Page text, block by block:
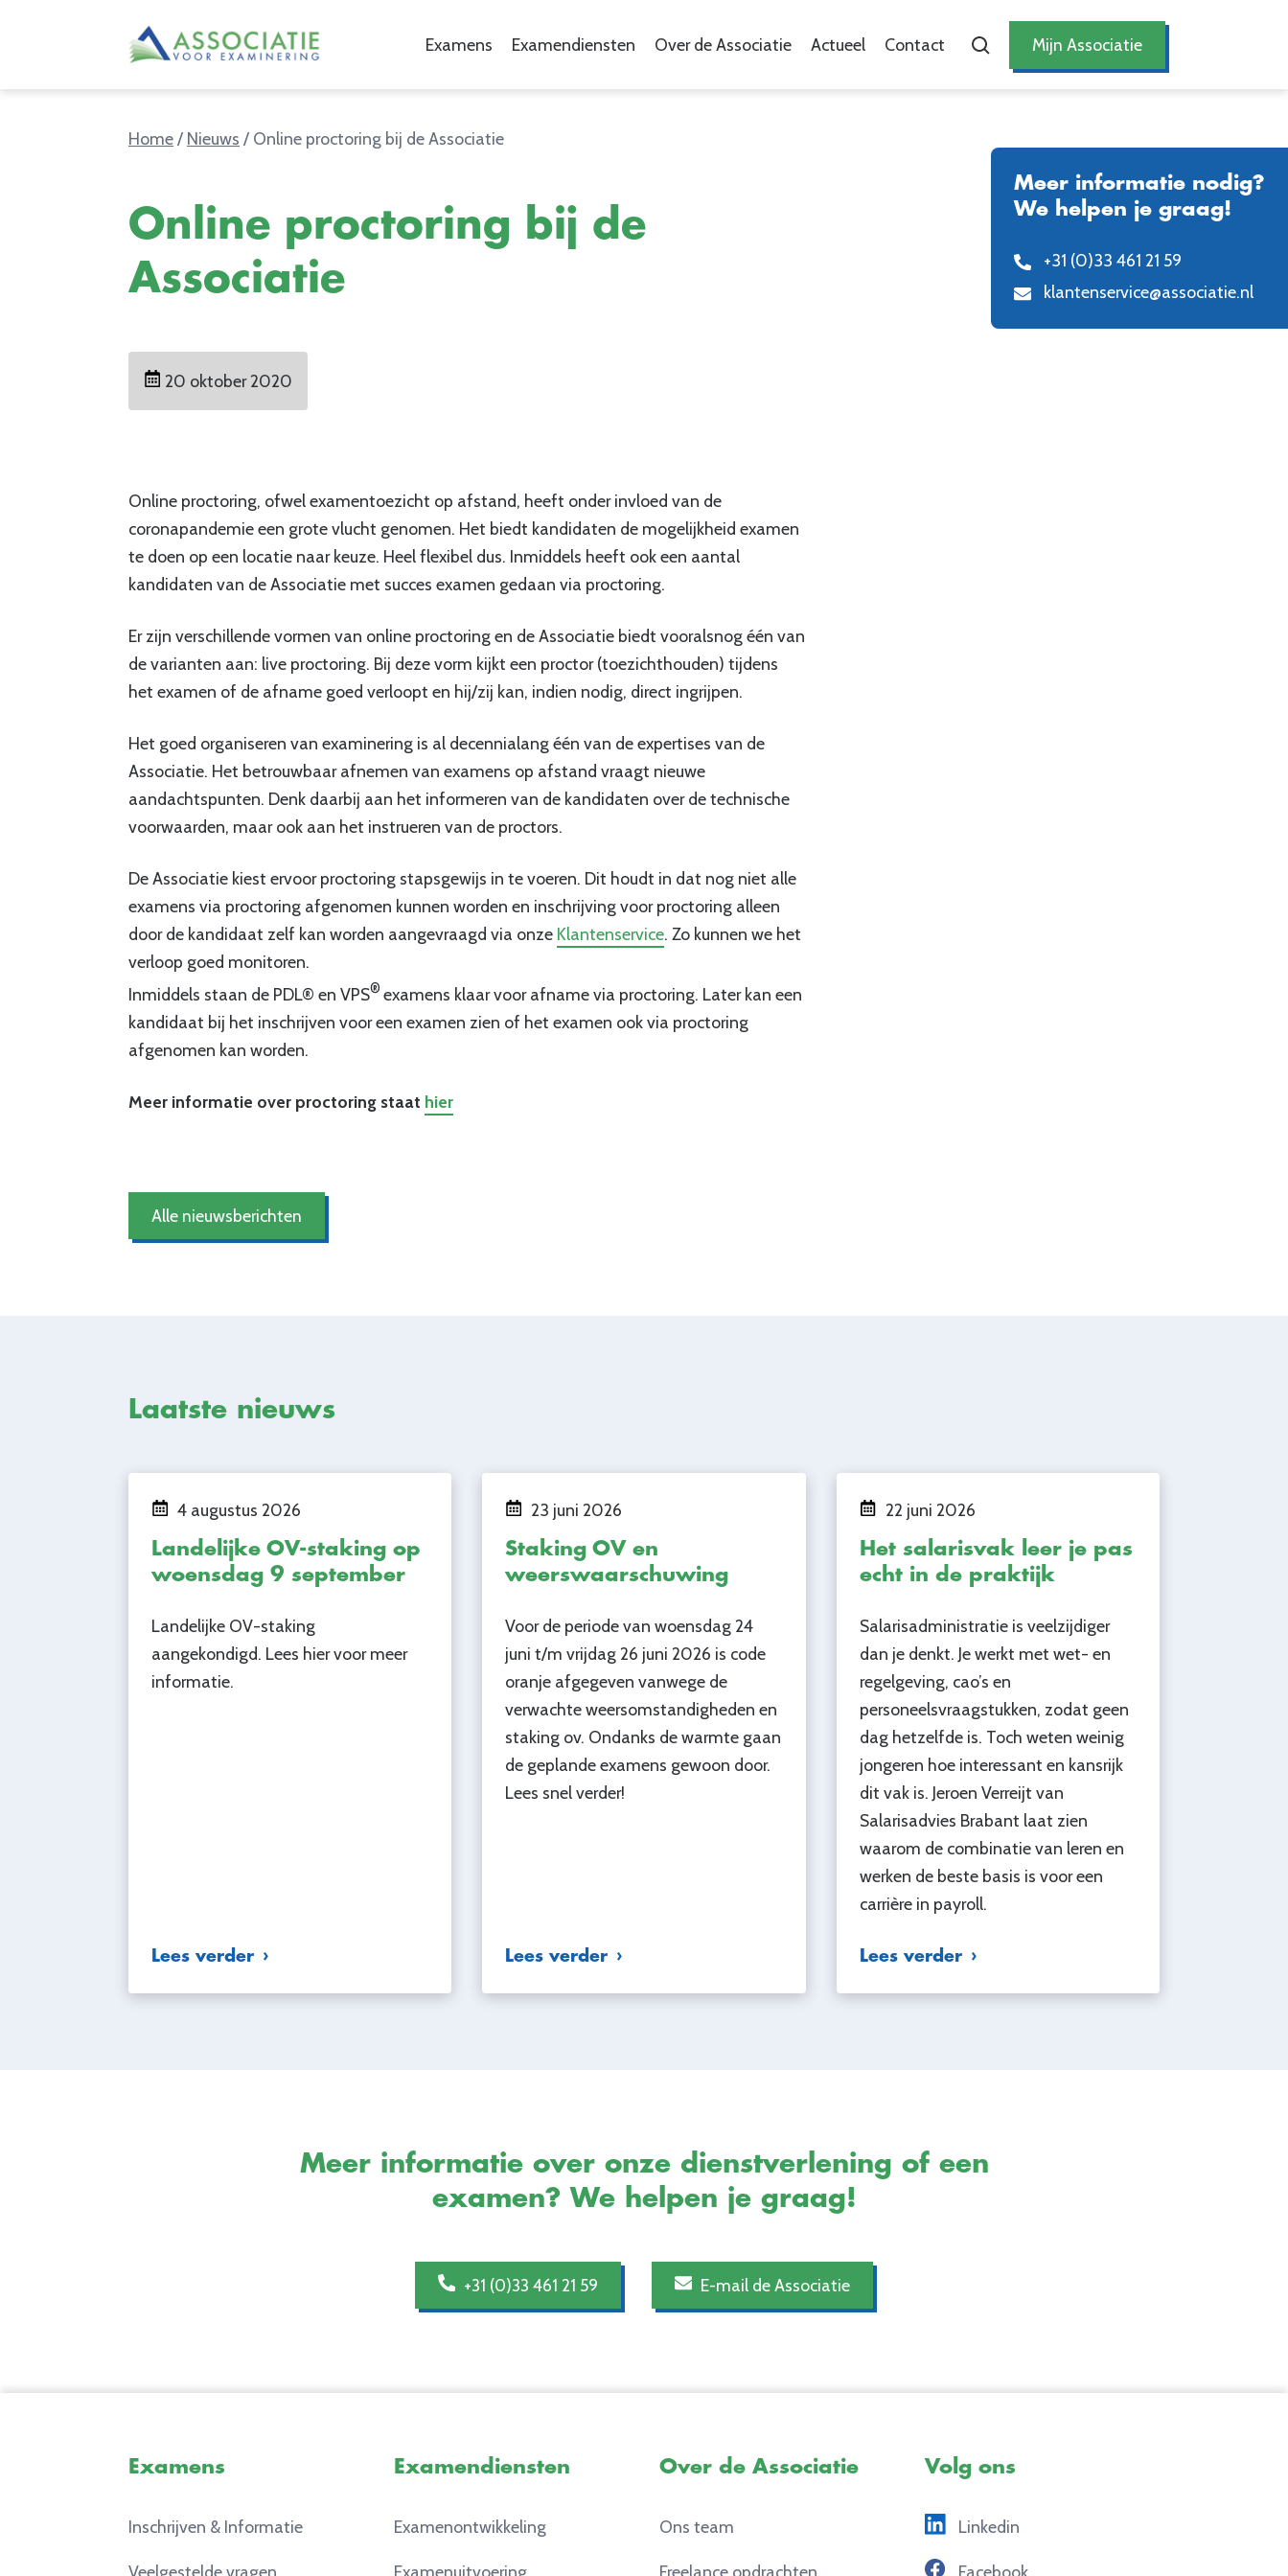
Mijn Associatie
Examens Examendiensten Over de Associatie Actueel Contact
Home/ Nieuws / Online proctoring bij de Associatie
Online proctoring bij de
Associatie
20 oktober 2020
Meer informatie nodig?
We helpen je graag!
+31 (0)33 461 21 59
klantenservice@associatie.nl
Online proctoring, ofwel examentoezicht op afstand, heeft onder invloed van de
coronapandemie een grote vlucht genomen. Het biedt kandidaten de mogelijkheid examen
te doen op een locatie naar keuze. Heel flexibel dus. Inmiddels heeft ook een aantal
kandidaten van de Associatie met succes examen gedaan via proctoring.
Er zijn verschillende vormen van online proctoring en de Associatie biedt vooralsnog één van
de varianten aan: live proctoring. Bij deze vorm kijkt een proctor (toezichthouden) tijdens
het examen of de afname goed verloopt en hij/zij kan, indien nodig, direct ingrijpen.
Het goed organiseren van examinering is al decennialang één van de expertises van de
Associatie. Het betrouwbaar afnemen van examens op afstand vraagt nieuwe
aandachtspunten. Denk daarbij aan het informeren van de kandidaten over de technische
voorwaarden, maar ook aan het instrueren van de proctors.
De Associatie kiest ervoor proctoring stapsgewijs in te voeren. Dit houdt in dat nog niet alle
examens via proctoring afgenomen kunnen worden en inschrijving voor proctoring alleen
door de kandidaat zelf kan worden aangevraagd via onze Klantenservice. Zo kunnen we het
verloop goed monitoren.
Inmiddels staan de PDL® en VPS® examens klaar voor afname via proctoring. Later kan een
kandidaat bij het inschrijven voor een examen zien of het examen ook via proctoring
afgenomen kan worden.
Meer informatie over proctoring staat hier
Alle nieuwsberichten
Laatste nieuws
4 augustus 2026
Landelijke OV-staking op
woensdag 9 september
Landelijke OV-staking
aangekondigd. Lees hier voor meer
informatie.
Lees verder
23 juni 2026
Staking OV en
weerswaarschuwing
Voor de periode van woensdag 24
juni t/m vrijdag 26 juni 2026 is code
oranje afgegeven vanwege de
verwachte weersomstandigheden en
staking ov. Ondanks de warmte gaan
de geplande examens gewoon door.
Lees snel verder!
Lees verder
22 juni 2026
Het salarisvak leer je pas
echt in de praktijk
Salarisadministratie is veelzijdiger
dan je denkt. Je werkt met wet- en
regelgeving, cao’s en
personeelsvraagstukken, zodat geen
dag hetzelfde is. Toch weten weinig
jongeren hoe interessant en kansrijk
dit vak is. Jeroen Verreijt van
Salarisadvies Brabant laat zien
waarom de combinatie van leren en
werken de beste basis is voor een
carrière in payroll.
Lees verder
Meer informatie over onze dienstverlening of een
examen? We helpen je graag!
+31 (0)33 461 21 59 E-mail de Associatie
Examens
Inschrijven & Informatie
Veelgestelde vragen
Examendiensten
Examenontwikkeling
Examenuitvoering
Over de Associatie
Ons team
Freelance opdrachten
Volg ons
Linkedin
Facebook